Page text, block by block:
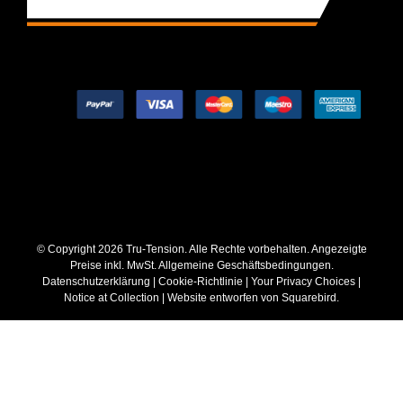
© Copyright2026 Tru-Tension. Alle Rechte vorbehalten. Angezeigte
Preise inkl. MwSt.Allgemeine Geschäftsbedingungen.
Datenschutzerklärung | Cookie-Richtlinie | Your Privacy Choices |
Notice at Collection | Website entworfen von Squarebird.